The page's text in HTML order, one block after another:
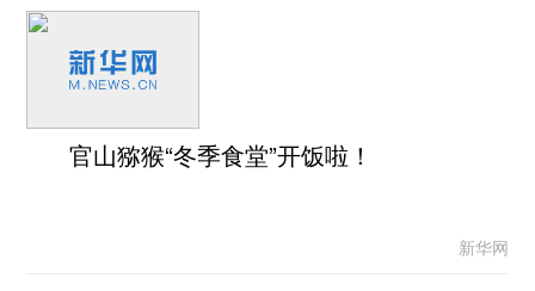
官山猕猴“冬季食堂”开饭啦！
新华网